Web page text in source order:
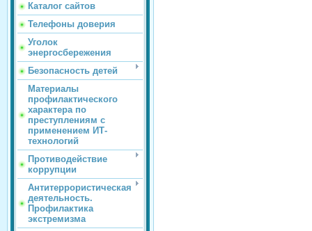
Каталог сайтов
Телефоны доверия
Уголок
энергосбережения
Безопасность детей
Материалы
профилактического
характера по
преступлениям с
применением ИТ-
технологий
Противодействие
коррупции
Антитеррористическая
деятельность.
Профилактика
экстремизма